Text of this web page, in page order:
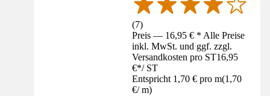
(7)
Preis — 16,95 € * Alle Preise
inkl. MwSt. und ggf. zzgl.
Versandkosten pro ST16,95
€*/ ST
Entspricht 1,70 € pro m(1,70
€/ m)